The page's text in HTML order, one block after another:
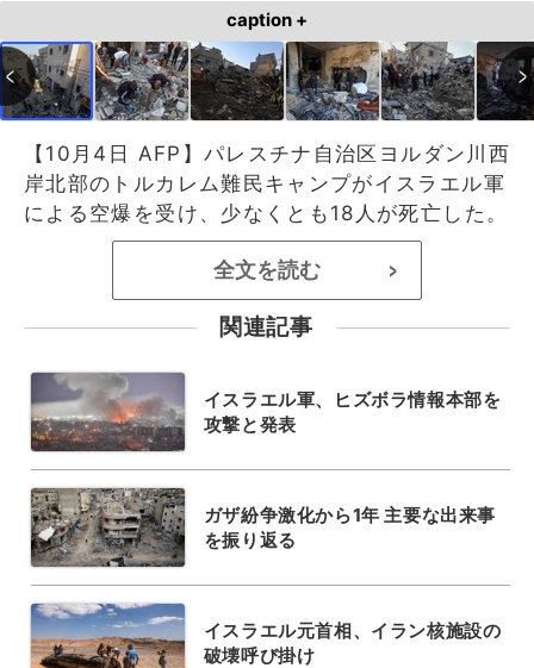
caption +
【10月4日 AFP】パレスチナ自治区ヨルダン川西
岸北部のトルカレム難民キャンプがイスラエル軍
による空爆を受け、少なくとも18人が死亡した。
全文を読む >
関連記事
イスラエル軍、ヒズボラ情報本部を
攻撃と発表
ガザ紛争激化から1年 主要な出来事
を振り返る
イスラエル元首相、イラン核施設の
破壊呼び掛け